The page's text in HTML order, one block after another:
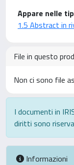
Appare nelle
1.5 Abstract in
File in questo
Non ci sono file
I documenti in
diritti sono
Informazioni